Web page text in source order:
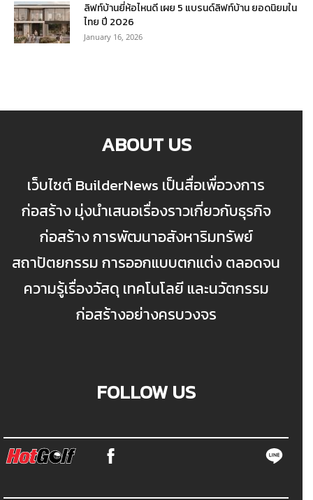
ลิฟท์บ้านยี่ห้อไหนดี เผย 5 แบรนด์ลิฟท์บ้าน ยอดนิยมใน
ไทย ปี 2026
January 16, 2026
ABOUT US
เว็บไซต์ BuilderNews เป็นสื่อเพื่อวงการ
ก่อสร้าง มุ่งนำเสนอเรื่องราวเกี่ยวกับธุรกิจ
ก่อสร้าง การพัฒนาอสังหาริมทรัพย์
สถาปัตยกรรม การออกแบบตกแต่ง ตลอดจน
ความรู้เรื่องวัสดุ เทคโนโลยี และนวัตกรรม
ก่อสร้างอย่างครบวงจร
FOLLOW US